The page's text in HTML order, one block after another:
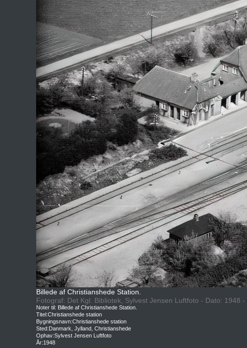
Billede af Christianshede Station.
Fotograf: Det Kgl. Bibliotek, Sylvest Jensen Luftfoto - Dato: 1948 -
Noter til: Billede af Christianshede Station.
Titel:Christianshede station
Bygningsnavn:Christianshede station
Sted:Danmark, Jylland, Christianshede
Ophav:Sylvest Jensen Luftfoto
År:1948